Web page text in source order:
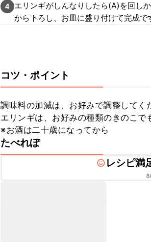
4
エリンギがしんなりしたら(A)を回し
から下ろし、お皿に盛り付けて完成で
コツ・ポイント
調味料の加減は、お好みで調整してく
エリンギは、お好みの種類のきのこで
※お酒は二十歳になってから
たべれぽ
レシピ満